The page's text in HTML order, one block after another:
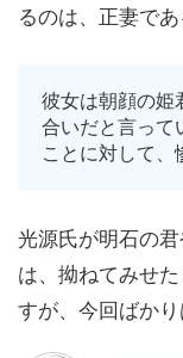
るのは、正妻であ
彼女は朝顔の姫
合いだと言って
ことに対して、
光源氏が明石の
は、拗ねてみせ
すが、今回ばかり